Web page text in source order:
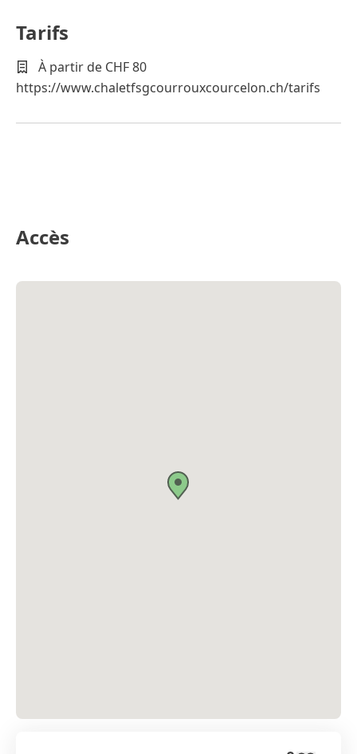
Tarifs
À partir de CHF 80
https://www.chaletfsgcourrouxcourcelon.ch/tarifs
Accès